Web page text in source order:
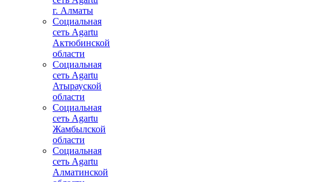
г. Алматы
Социальная
сеть Agartu
Актюбинской
области
Социальная
сеть Agartu
Атырауской
области
Социальная
сеть Agartu
Жамбылской
области
Социальная
сеть Agartu
Алматинской